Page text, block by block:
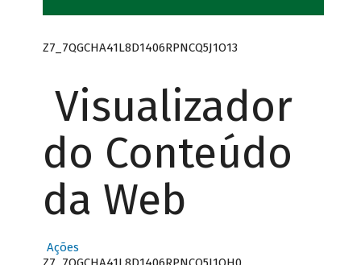
Z7_7QGCHA41L8D1406RPNCQ5J1O13
Visualizador
do Conteúdo
da Web
Ações